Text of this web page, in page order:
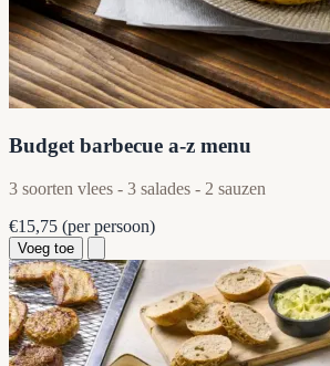
Budget barbecue a-z menu
3 soorten vlees - 3 salades - 2 sauzen
€15,75 (per persoon)
Voeg toe